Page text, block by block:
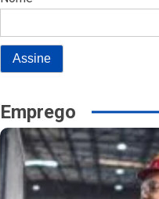
Emprego